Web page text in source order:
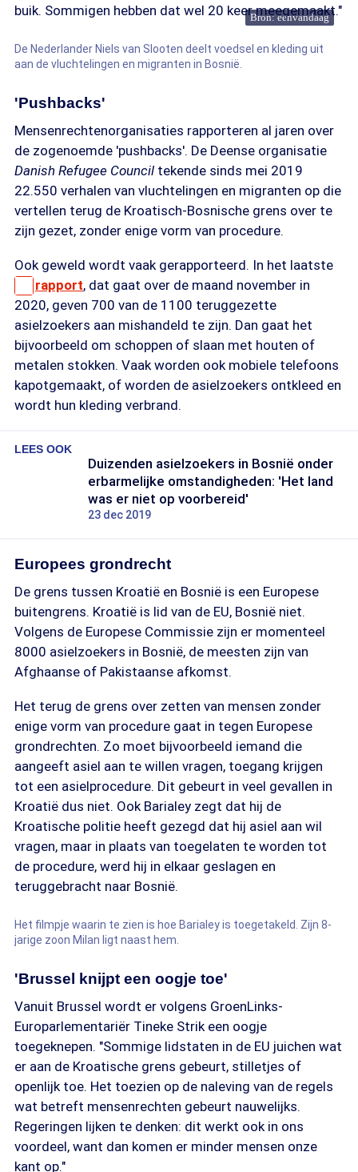
buik. Sommigen hebben dat wel 20 keer meegemaakt."
Bron: eenvandaag
De Nederlander Niels van Slooten deelt voedsel en kleding uit
aan de vluchtelingen en migranten in Bosnië.
'Pushbacks'
Mensenrechtenorganisaties rapporteren al jaren over
de zogenoemde 'pushbacks'. De Deense organisatie
Danish Refugee Council tekende sinds mei 2019
22.550 verhalen van vluchtelingen en migranten op die
vertellen terug de Kroatisch-Bosnische grens over te
zijn gezet, zonder enige vorm van procedure.
Ook geweld wordt vaak gerapporteerd. In het laatste
rapport, dat gaat over de maand november in
2020, geven 700 van de 1100 teruggezette
asielzoekers aan mishandeld te zijn. Dan gaat het
bijvoorbeeld om schoppen of slaan met houten of
metalen stokken. Vaak worden ook mobiele telefoons
kapotgemaakt, of worden de asielzoekers ontkleed en
wordt hun kleding verbrand.
LEES OOK
Duizenden asielzoekers in Bosnië onder
erbarmelijke omstandigheden: 'Het land
was er niet op voorbereid'
23 dec 2019
Europees grondrecht
De grens tussen Kroatië en Bosnië is een Europese
buitengrens. Kroatië is lid van de EU, Bosnië niet.
Volgens de Europese Commissie zijn er momenteel
8000 asielzoekers in Bosnië, de meesten zijn van
Afghaanse of Pakistaanse afkomst.
Het terug de grens over zetten van mensen zonder
enige vorm van procedure gaat in tegen Europese
grondrechten. Zo moet bijvoorbeeld iemand die
aangeeft asiel aan te willen vragen, toegang krijgen
tot een asielprocedure. Dit gebeurt in veel gevallen in
Kroatië dus niet. Ook Barialey zegt dat hij de
Kroatische politie heeft gezegd dat hij asiel aan wil
vragen, maar in plaats van toegelaten te worden tot
de procedure, werd hij in elkaar geslagen en
teruggebracht naar Bosnië.
Het filmpje waarin te zien is hoe Barialey is toegetakeld. Zijn 8-
jarige zoon Milan ligt naast hem.
'Brussel knijpt een oogje toe'
Vanuit Brussel wordt er volgens GroenLinks-
Europarlementariër Tineke Strik een oogje
toegeknepen. "Sommige lidstaten in de EU juichen wat
er aan de Kroatische grens gebeurt, stilletjes of
openlijk toe. Het toezien op de naleving van de regels
wat betreft mensenrechten gebeurt nauwelijks.
Regeringen lijken te denken: dit werkt ook in ons
voordeel, want dan komen er minder mensen onze
kant op."